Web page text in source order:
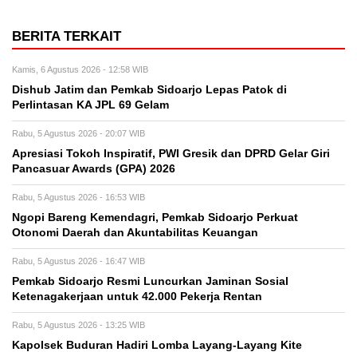
BERITA TERKAIT
Kamis, 6 Agustus 2026 - 12:58 WIB
Dishub Jatim dan Pemkab Sidoarjo Lepas Patok di
Perlintasan KA JPL 69 Gelam
Rabu, 5 Agustus 2026 - 20:07 WIB
Apresiasi Tokoh Inspiratif, PWI Gresik dan DPRD Gelar Giri
Pancasuar Awards (GPA) 2026
Rabu, 5 Agustus 2026 - 16:53 WIB
Ngopi Bareng Kemendagri, Pemkab Sidoarjo Perkuat
Otonomi Daerah dan Akuntabilitas Keuangan
Rabu, 5 Agustus 2026 - 16:47 WIB
Pemkab Sidoarjo Resmi Luncurkan Jaminan Sosial
Ketenagakerjaan untuk 42.000 Pekerja Rentan
Rabu, 5 Agustus 2026 - 13:25 WIB
Kapolsek Buduran Hadiri Lomba Layang-Layang Kite